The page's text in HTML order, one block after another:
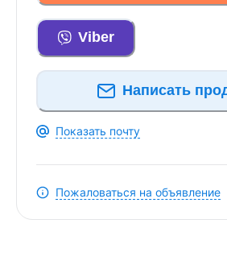
Viber
Написать
Показать почту
Пожаловаться на объявление